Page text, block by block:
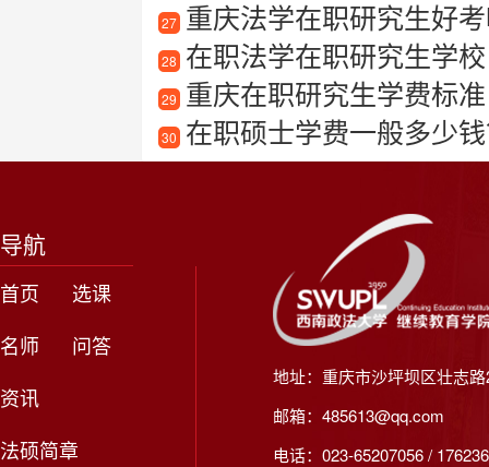
27 重庆法学在职研究生好
28 在职法学在职研究生学校
29 重庆在职研究生学费标准
30 在职硕士学费一般多少
导航
首页
选课
名师
问答
资讯
法硕简章
地址：重庆市沙坪坝区壮志
邮箱：485613@qq.com
电话：023-65207056 /